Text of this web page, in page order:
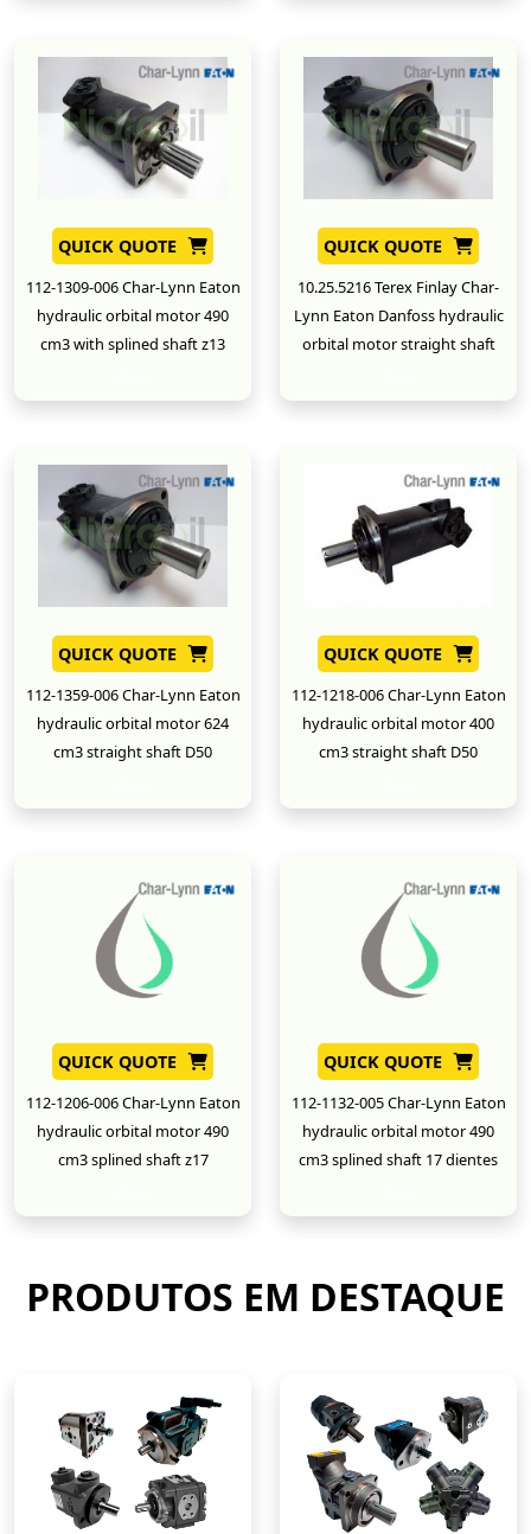
QUICK QUOTE
112-1309-006 Char-Lynn Eaton
hydraulic orbital motor 490
cm3 with splined shaft z13
QUICK QUOTE
10.25.5216 Terex Finlay Char-
Lynn Eaton Danfoss hydraulic
orbital motor straight shaft
QUICK QUOTE
112-1359-006 Char-Lynn Eaton
hydraulic orbital motor 624
cm3 straight shaft D50
QUICK QUOTE
112-1218-006 Char-Lynn Eaton
hydraulic orbital motor 400
cm3 straight shaft D50
QUICK QUOTE
112-1206-006 Char-Lynn Eaton
hydraulic orbital motor 490
cm3 splined shaft z17
QUICK QUOTE
112-1132-005 Char-Lynn Eaton
hydraulic orbital motor 490
cm3 splined shaft 17 dientes
PRODUTOS EM DESTAQUE